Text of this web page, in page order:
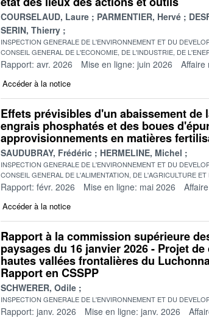
COURSELAUD, Laure PARMENTIER, Hervé
SERIN, Thierry
INSPECTION GENERALE DE L'ENVIRONNEMENT ET DU
CONSEIL GENERAL DE L'ECONOMIE, DE L'INDUSTRIE, DE
Rapport: avr. 2026 Mise en ligne: juin 2026 Affaire
Accéder à la notice
Effets prévisibles d'un abaissement de
engrais phosphatés et des boues
approvisionnements en matières
SAUDUBRAY, Frédéric HERMELINE, Michel
INSPECTION GENERALE DE L'ENVIRONNEMENT ET DU
CONSEIL GENERAL DE L'ALIMENTATION, DE L'AGRICULTURE
Rapport: févr. 2026 Mise en ligne: mai 2026
Accéder à la notice
Rapport à la commission supérieure
paysages du 16 janvier 2026 - Projet
hautes vallées frontalières du
Rapport en CSSPP
SCHWERER, Odile
INSPECTION GENERALE DE L'ENVIRONNEMENT ET DU
Rapport: janv. 2026 Mise en ligne: janv. 2026